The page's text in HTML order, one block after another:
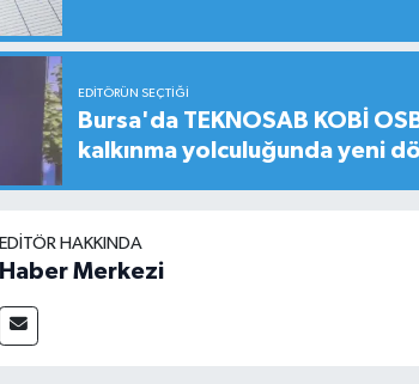
EDITÖRÜN SEÇTIĞI
Bursa'da TEKNOSAB KOBİ
kalkınma yolculuğunda yeni
EDITÖR HAKKINDA
Haber Merkezi